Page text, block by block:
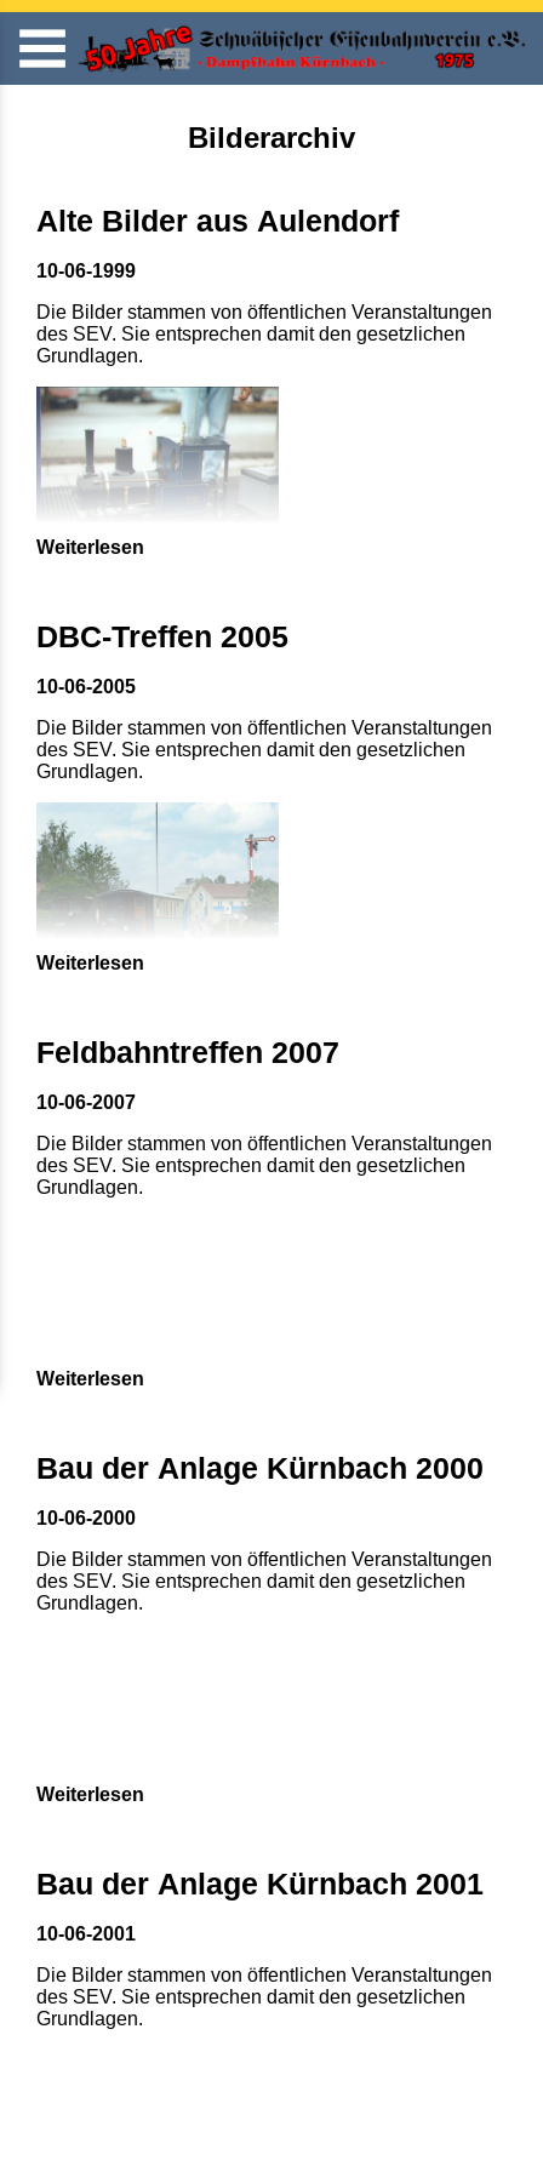
Bilderarchiv
Alte Bilder aus Aulendorf
10-06-1999
Die Bilder stammen von öffentlichen Veranstaltungen
des SEV. Sie entsprechen damit den gesetzlichen
Grundlagen.
Weiterlesen
DBC-Treffen 2005
10-06-2005
Die Bilder stammen von öffentlichen Veranstaltungen
des SEV. Sie entsprechen damit den gesetzlichen
Grundlagen.
Weiterlesen
Feldbahntreffen 2007
10-06-2007
Die Bilder stammen von öffentlichen Veranstaltungen
des SEV. Sie entsprechen damit den gesetzlichen
Grundlagen.
Weiterlesen
Bau der Anlage Kürnbach 2000
10-06-2000
Die Bilder stammen von öffentlichen Veranstaltungen
des SEV. Sie entsprechen damit den gesetzlichen
Grundlagen.
Weiterlesen
Bau der Anlage Kürnbach 2001
10-06-2001
Die Bilder stammen von öffentlichen Veranstaltungen
des SEV. Sie entsprechen damit den gesetzlichen
Grundlagen.